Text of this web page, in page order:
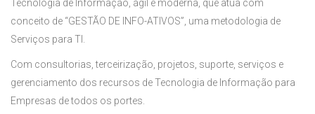
Tecnologia de Informação, ágil e moderna, que atua com
conceito de “GESTÃO DE INFO-ATIVOS”, uma metodologia de
Serviços para TI.
Com consultorias, terceirização, projetos, suporte, serviços e
gerenciamento dos recursos de Tecnologia de Informação para
Empresas de todos os portes.